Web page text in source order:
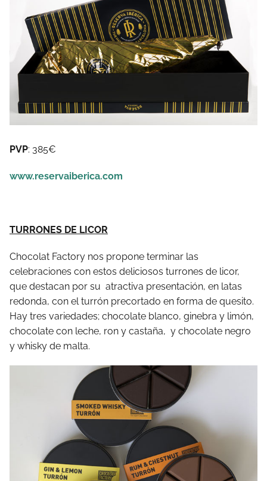
PVP: 385€
www.reservaiberica.com
TURRONES DE LICOR
Chocolat Factory nos propone terminar las
celebraciones con estos deliciosos turrones de licor,
que destacan por su atractiva presentación, en latas
redonda, con el turrón precortado en forma de quesito.
Hay tres variedades; chocolate blanco, ginebra y limón,
chocolate con leche, ron y castaña, y chocolate negro
y whisky de malta.